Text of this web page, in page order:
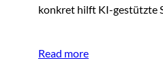
konkret hilft KI-gestützte
Read more